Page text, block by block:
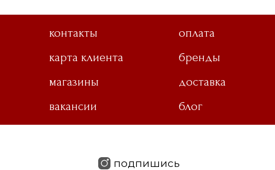
контакты
оплата
карта клиента
бренды
магазины
доставка
вакансии
блог
подпишись